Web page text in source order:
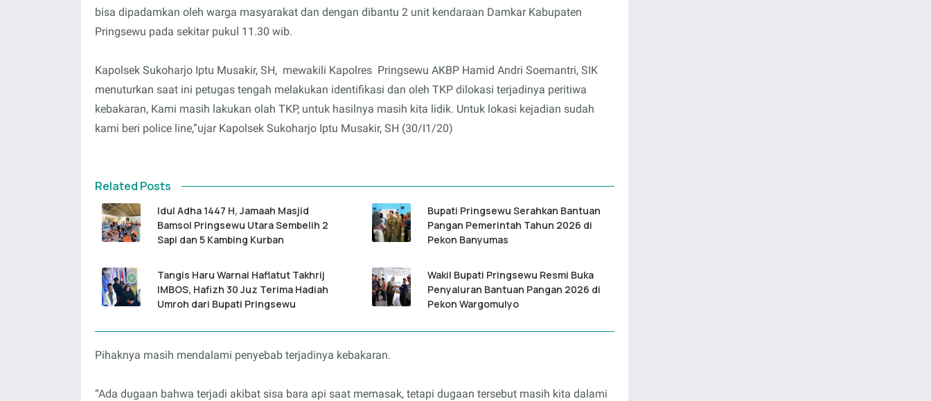
bisa dipadamkan oleh warga masyarakat dan dengan dibantu 2 unit kendaraan Damkar Kabupaten
Pringsewu pada sekitar pukul 11.30 wib.
Kapolsek Sukoharjo Iptu Musakir, SH, mewakili Kapolres Pringsewu AKBP Hamid Andri Soemantri, SIK
menuturkan saat ini petugas tengah melakukan identifikasi dan oleh TKP dilokasi terjadinya peritiwa
kebakaran, Kami masih lakukan olah TKP, untuk hasilnya masih kita lidik. Untuk lokasi kejadian sudah
kami beri police line,”ujar Kapolsek Sukoharjo Iptu Musakir, SH (30/I1/20)
Related Posts
Idul Adha 1447 H, Jamaah Masjid
Bamsol Pringsewu Utara Sembelih 2
Sapi dan 5 Kambing Kurban
Bupati Pringsewu Serahkan Bantuan
Pangan Pemerintah Tahun 2026 di
Pekon Banyumas
Tangis Haru Warnai Haflatut Takhrij
IMBOS, Hafizh 30 Juz Terima Hadiah
Umroh dari Bupati Pringsewu
Wakil Bupati Pringsewu Resmi Buka
Penyaluran Bantuan Pangan 2026 di
Pekon Wargomulyo
Pihaknya masih mendalami penyebab terjadinya kebakaran.
“Ada dugaan bahwa terjadi akibat sisa bara api saat memasak, tetapi dugaan tersebut masih kita dalami